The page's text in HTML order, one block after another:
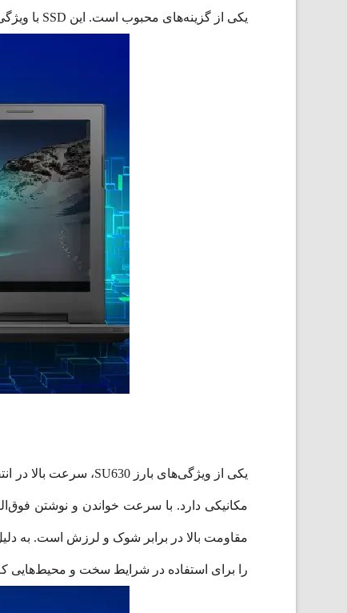
یکی از گزینه‌های محبوب است. این SSD با ویژگی‌های منحصربه‌فرد خود، به کاربران امکاناتی همچون سرعت بالا و قابلیت اطمینان را ارائه می‌دهد.
را برای استفاده در شرایط سخت و